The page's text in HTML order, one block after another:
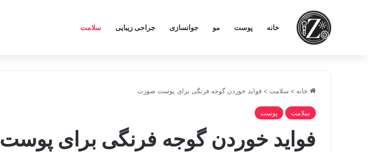
خانه پوست مو جوانسازی جراحی زیبایی سلامت
خانه > سلامت > فواید خوردن گوجه فرنگی برای پوست صورت
سلامت پوست
فواید خوردن گوجه فرنگی برای پوست